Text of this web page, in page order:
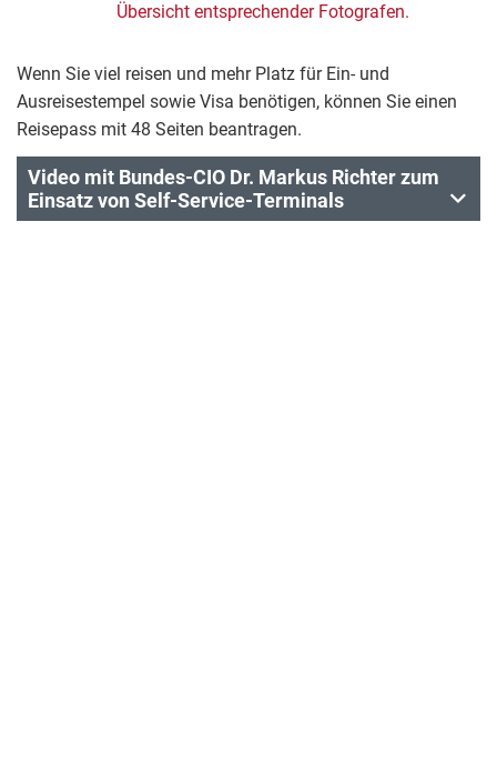
Übersicht entsprechender Fotografen.
Wenn Sie viel reisen und mehr Platz für Ein- und
Ausreisestempel sowie Visa benötigen, können Sie einen
Reisepass mit 48 Seiten beantragen.
Video mit Bundes-CIO Dr. Markus Richter zum
Einsatz von Self-Service-Terminals